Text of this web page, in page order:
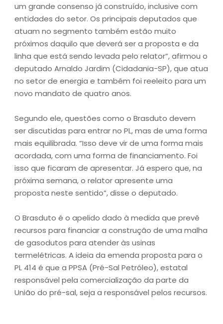
um grande consenso já construído, inclusive com
entidades do setor. Os principais deputados que
atuam no segmento também estão muito
próximos daquilo que deverá ser a proposta e da
linha que está sendo levada pelo relator”, afirmou o
deputado Arnaldo Jardim (Cidadania-SP), que atua
no setor de energia e também foi reeleito para um
novo mandato de quatro anos.
Segundo ele, questões como o Brasduto devem
ser discutidas para entrar no PL, mas de uma forma
mais equilibrada. “Isso deve vir de uma forma mais
acordada, com uma forma de financiamento. Foi
isso que ficaram de apresentar. Já espero que, na
próxima semana, o relator apresente uma
proposta neste sentido”, disse o deputado.
O Brasduto é o apelido dado à medida que prevê
recursos para financiar a construção de uma malha
de gasodutos para atender às usinas
termelétricas. A ideia da emenda proposta para o
PL 414 é que a PPSA (Pré-Sal Petróleo), estatal
responsável pela comercialização da parte da
União do pré-sal, seja a responsável pelos recursos.